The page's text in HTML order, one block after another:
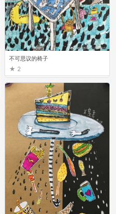
不可思议的椅子
2